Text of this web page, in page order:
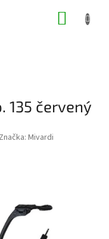
135 červený
Značka: Mivardi